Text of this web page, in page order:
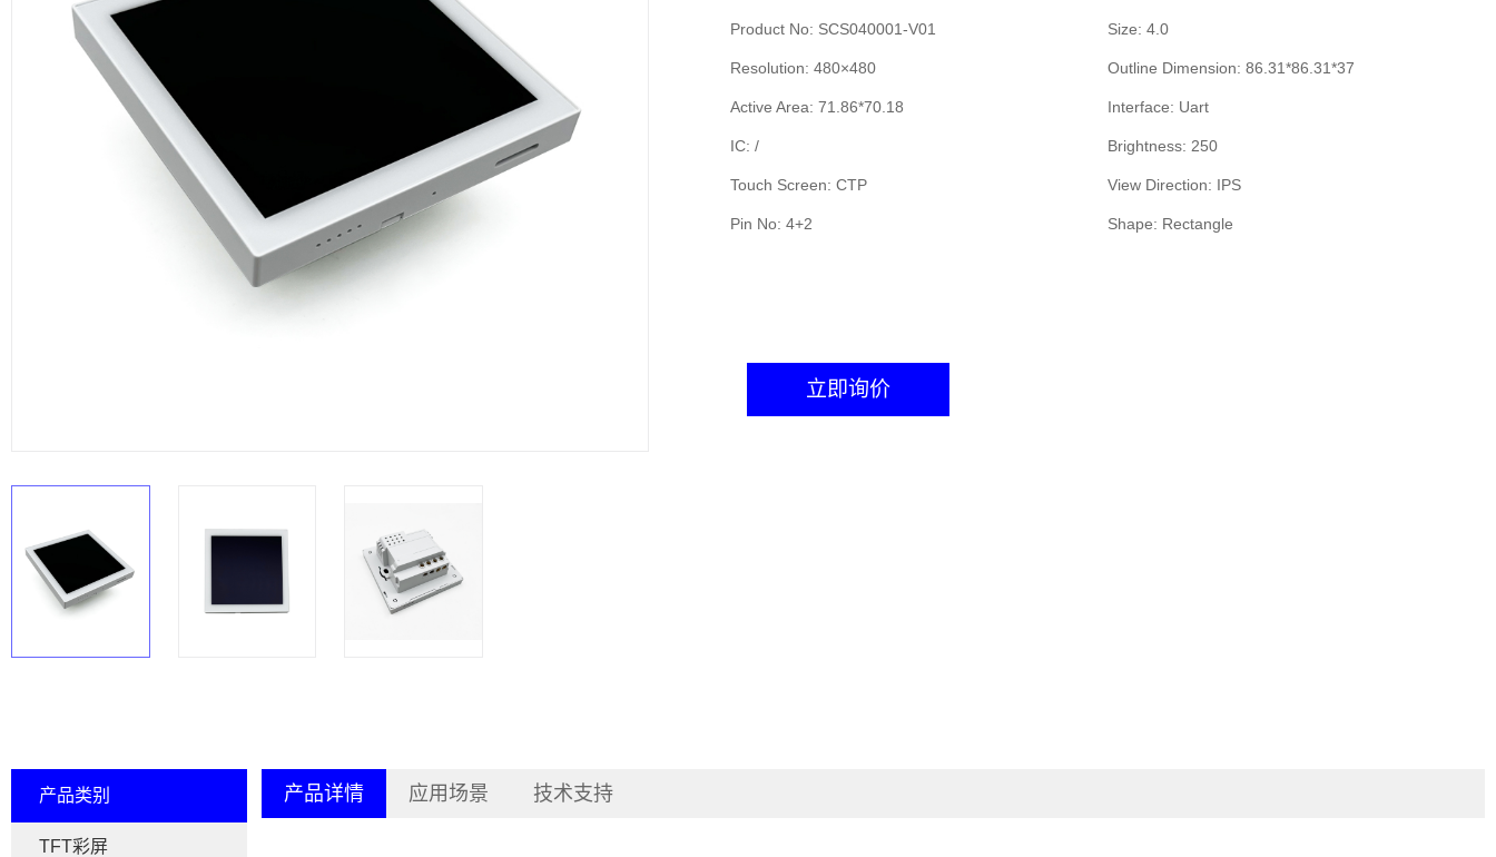
Product No: SCS040001-V01 Size: 4.0
Resolution: 480×480 Outline Dimension: 86.31*86.31*37
Active Area: 71.86*70.18 Interface: Uart
IC: / Brightness: 250
Touch Screen: CTP View Direction: IPS
Pin No: 4+2 Shape: Rectangle
立即询价
产品类别
TFT彩屏
产品详情 应用场景 技术支持